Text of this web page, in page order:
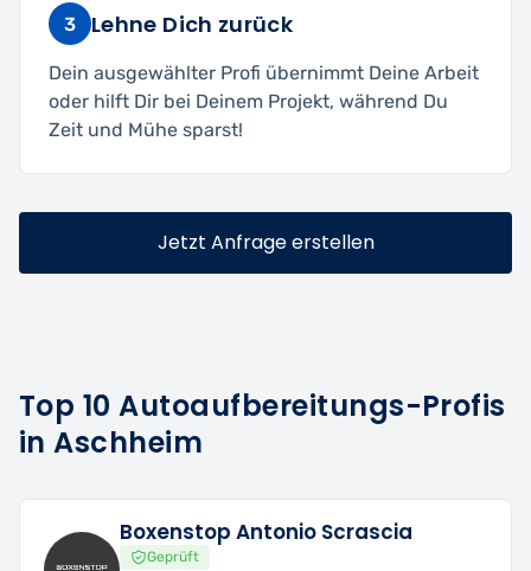
3 Lehne Dich zurück
Dein ausgewählter Profi übernimmt Deine Arbeit
oder hilft Dir bei Deinem Projekt, während Du
Zeit und Mühe sparst!
Jetzt Anfrage erstellen
Top 10 Autoaufbereitungs-Profis
in Aschheim
Boxenstop Antonio Scrascia
Geprüft